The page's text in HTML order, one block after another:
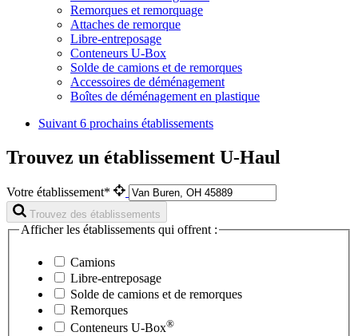
Remorques et remorquage
Attaches de remorque
Libre-entreposage
Conteneurs U-Box
Solde de camions et de remorques
Accessoires de déménagement
Boîtes de déménagement en plastique
Suivant 6 prochains établissements
Trouvez un établissement U-Haul
Votre établissement*
Trouvez des établissements
Afficher les établissements qui offrent :
Camions
Libre-entreposage
Solde de camions et de remorques
Remorques
Conteneurs U-Box®